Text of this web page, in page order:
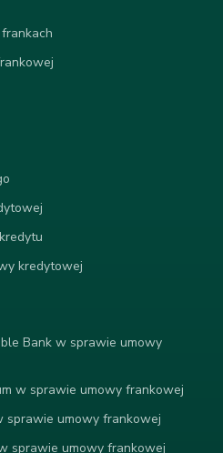
kredytowej
Bank w sprawie umowy
w sprawie umowy frankowej
sprawie umowy frankowej
sprawie umowy frankowej